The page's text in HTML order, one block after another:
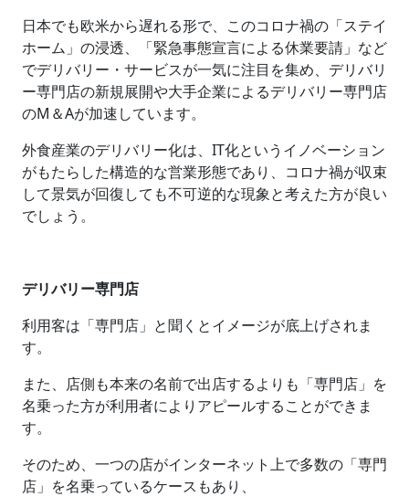
日本でも欧米から遅れる形で、このコロナ禍の「ステイ
ホーム」の浸透、「緊急事態宣言による休業要請」など
でデリバリー・サービスが一気に注目を集め、デリバリ
ー専門店の新規展開や大手企業によるデリバリー専門店
のM ＆Aが加速しています。
外食産業のデリバリー化は、 IT化というイノベーション
がもたらした構造的な営業形態であり、コロナ禍が収束
して景気が回復しても不可逆的な現象と考えた方が良い
でしょう。
デリバリー専門店
利用客は「専門店」と聞くとイメージが底上げされま
す。
また、店側も本来の名前で出店するよりも「専門店」を
名乗った方が利用者によりアピールすることができま
す。
そのため、一つの店がインターネット上で多数の「専門
店」を名乗っているケースもあり、